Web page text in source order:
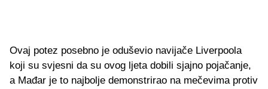
Ovaj potez posebno je oduševio navijače Liverpoola
koji su svjesni da su ovog ljeta dobili sjajno pojačanje,
a Mađar je to najbolje demonstrirao na mečevima protiv